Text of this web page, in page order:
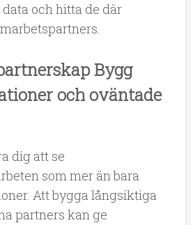
och hitta de där
Bygg
och oväntade
dig att se
som mer än bara
Att bygga långsiktiga
partners kan ge